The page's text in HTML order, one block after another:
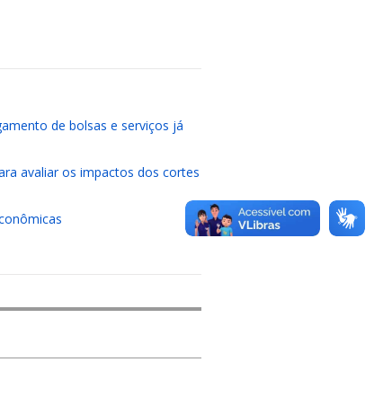
de bolsas e serviços já
avaliar os impactos dos cortes